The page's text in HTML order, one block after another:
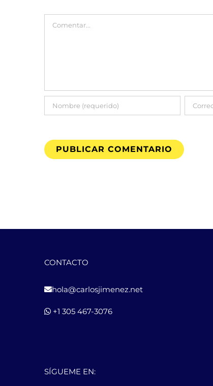
Comentar
CONTACTO
hola@carlosjimenez.net
+1 305 467-3076
SÍGUEME EN: